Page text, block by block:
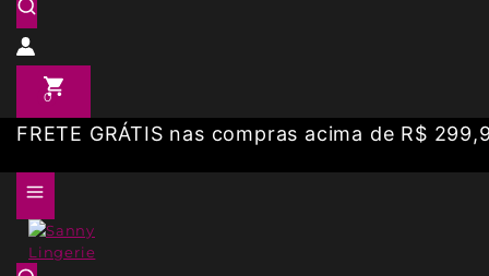
0
FRETE GRÁTIS nas compras acima de R$